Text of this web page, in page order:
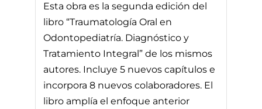
Esta obra es la segunda edición del
libro “Traumatología Oral en
Odontopediatría. Diagnóstico y
Tratamiento Integral” de los mismos
autores. Incluye 5 nuevos capítulos e
incorpora 8 nuevos colaboradores. El
libro amplía el enfoque anterior